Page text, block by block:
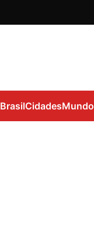
BrasilCidadesMundo